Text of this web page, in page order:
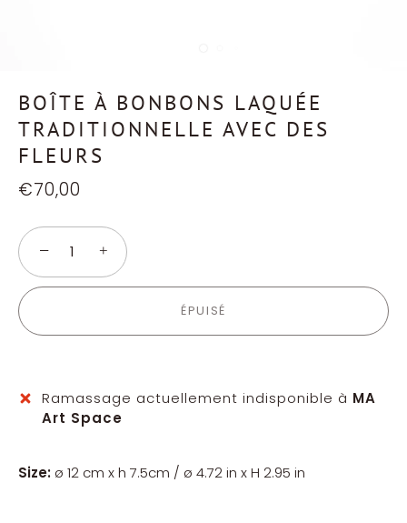
BOÎTE À BONBONS LAQUÉE
TRADITIONNELLE AVEC DES
FLEURS
€70,00
− +
ÉPUISÉ
Ramassage actuellement indisponible à MA
Art Space
Size: ø 12 cm x h 7.5cm / ø 4.72 in x H 2.95 in